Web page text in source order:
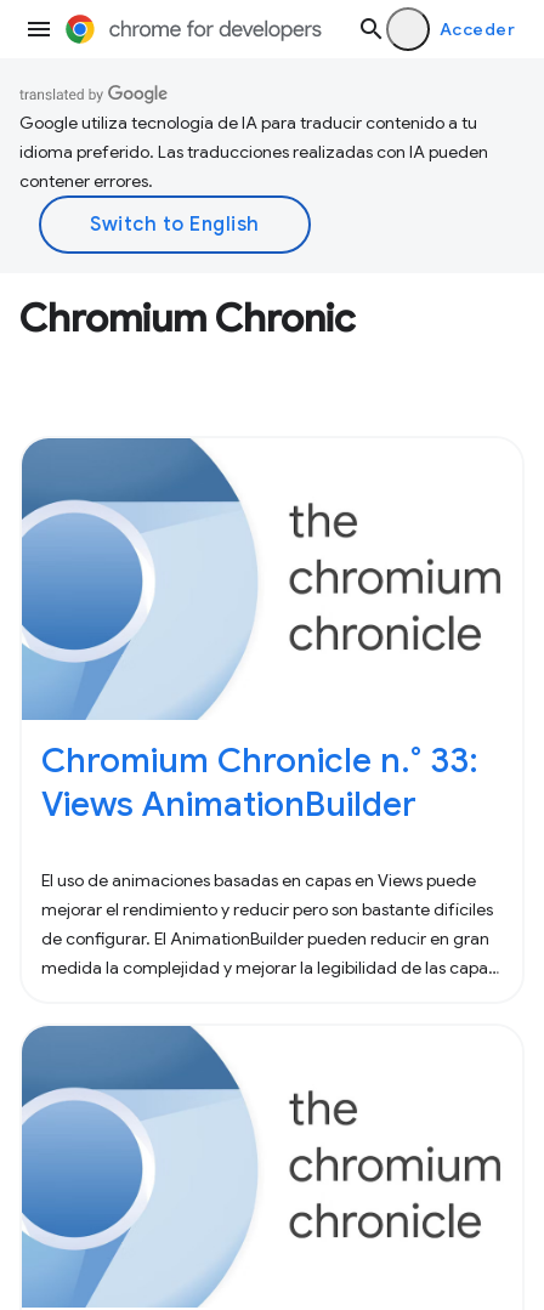
Acceder
Google utiliza tecnología de IA para traducir contenido a tu
idioma preferido. Las traducciones realizadas con IA pueden
contener errores.
Chromium Chronic
Chromium Chronicle n.° 33:
Views AnimationBuilder
El uso de animaciones basadas en capas en Views puede
mejorar el rendimiento y reducir pero son bastante difíciles
de configurar. El AnimationBuilder pueden reducir en gran
medida la complejidad y mejorar la legibilidad de las capas